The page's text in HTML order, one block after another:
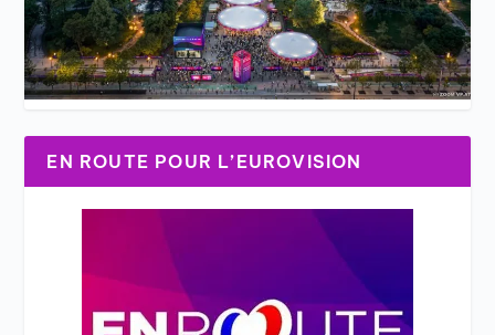
EN ROUTE POUR L’EUROVISION